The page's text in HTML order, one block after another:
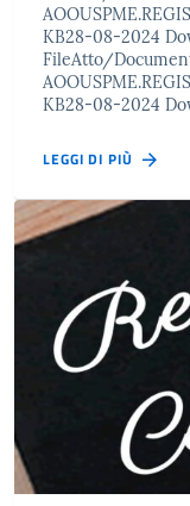
KB28-08-2024
FileAtto/
KB28-08-2024
LEGGI DI PIÙ